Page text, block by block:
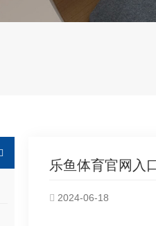
乐鱼体育官网入
2024-06-18